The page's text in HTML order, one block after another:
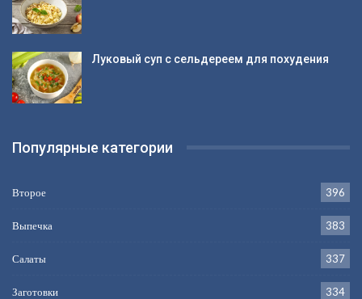
Луковый суп с сельдереем для похудения
Популярные категории
Второе 396
Выпечка 383
Салаты 337
Заготовки 334